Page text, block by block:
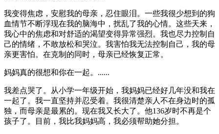
我变得焦虑，安慰我的母亲，忍住眼泪。一些我很少想到的狗
血情节不断浮现在我的脑海中，扰乱了我的心情。这些天来，
我心中的焦虑和对舒适的渴望变得异常强烈。我也尽力控制自
己的情绪，不敢放松和哭泣。我害怕我无法控制自己，我的母
亲更害怕。在克制的同时，母亲已经恢复正常。
妈妈真的很想和你在一起。......
我差点哭了。从小学一年级开始，我妈妈已经好几年没和我在
一起了。我一直坚持并忍受着。我很清楚亲人不在身边时的孤
独，而母亲是最累的。现在我又长大了。他136岁时不再是个
孩子了。目前，我比我妈妈高，我必须帮助她分担。